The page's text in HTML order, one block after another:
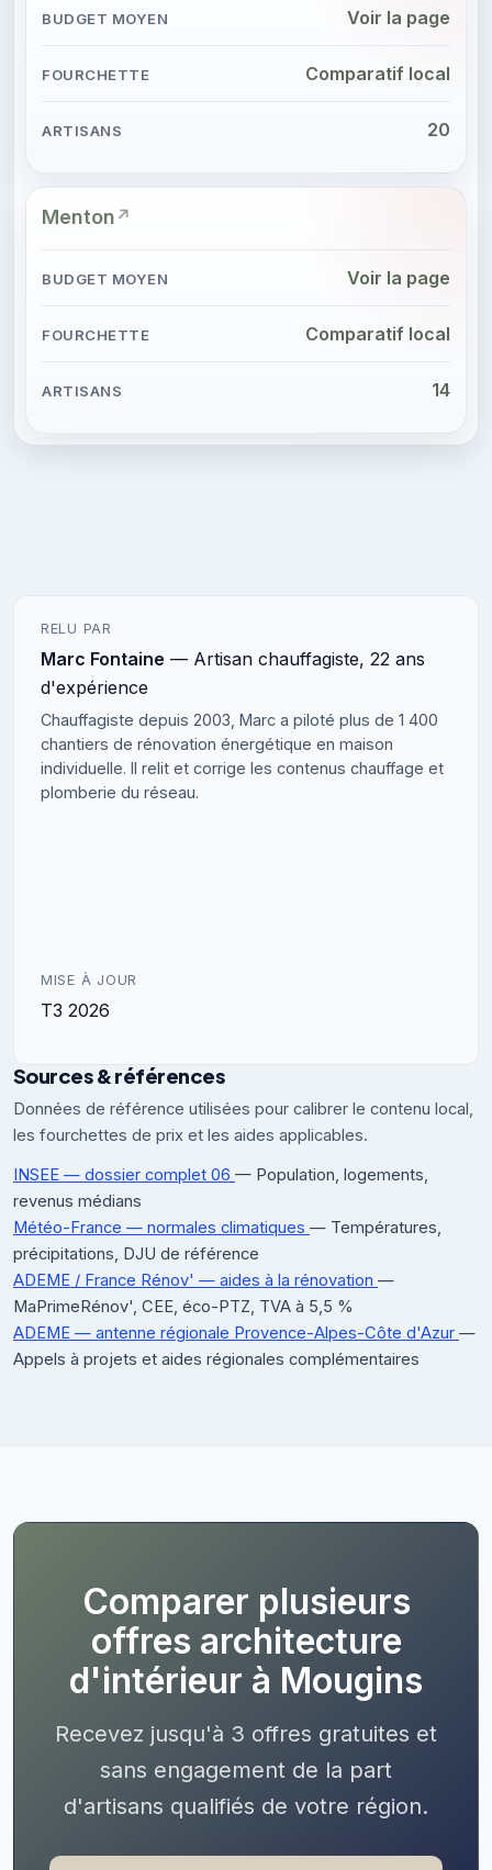
Voir la page
Comparatif local
20
Menton
Voir la page
Comparatif local
14
RELU PAR
Marc Fontaine — Artisan chauffagiste, 22 ans
d'expérience
Chauffagiste depuis 2003, Marc a piloté plus de 1 400
chantiers de rénovation énergétique en maison
individuelle. Il relit et corrige les contenus chauffage et
plomberie du réseau.
MISE À JOUR
T3 2026
Sources & références
Données de référence utilisées pour calibrer le contenu local,
les fourchettes de prix et les aides applicables.
INSEE — dossier complet 06 — Population, logements,
revenus médians
Météo-France — normales climatiques — Températures,
précipitations, DJU de référence
ADEME / France Rénov' — aides à la rénovation —
MaPrimeRénov', CEE, éco-PTZ, TVA à 5,5 %
ADEME — antenne régionale Provence-Alpes-Côte d'Azur —
Appels à projets et aides régionales complémentaires
Comparer plusieurs
offres architecture
d'intérieur à Mougins
Recevez jusqu'à 3 offres gratuites et
sans engagement de la part
d'artisans qualifiés de votre région.